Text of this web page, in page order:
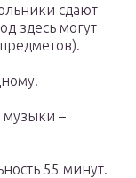
сдают
здесь могут
музыки –
55 минут.